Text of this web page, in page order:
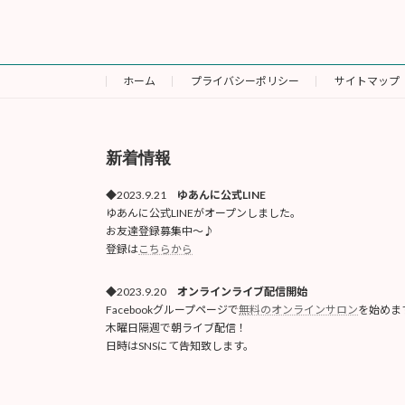
ホーム プライバシーポリシー サイトマップ
新着情報
◆2023.9.21 ゆあんに公式LINE
ゆあんに公式LINEがオープンしました。
お友達登録募集中〜♪
登録はこちらから
◆2023.9.20 オンラインライブ配信開始
Facebookグループページで無料のオンラインサロンを始めま
木曜日隔週で朝ライブ配信！
日時はSNSにて告知致します。